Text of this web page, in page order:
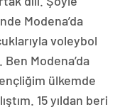
Modena’da
voleybol
Modena’da
ülkemde
15 yıldan beri